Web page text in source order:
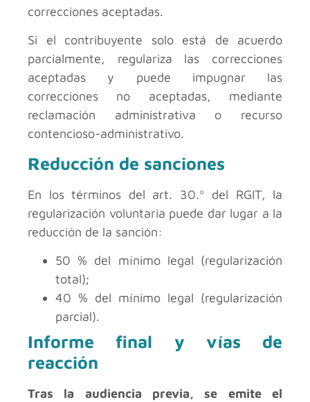
correcciones aceptadas.
Si el contribuyente solo está de acuerdo
parcialmente, regulariza las correcciones
aceptadas y puede impugnar las
correcciones no aceptadas, mediante
reclamación administrativa o recurso
contencioso-administrativo.
Reducción de sanciones
En los términos del art. 30.º del RGIT, la
regularización voluntaria puede dar lugar a la
reducción de la sanción:
50 % del mínimo legal (regularización
total);
40 % del mínimo legal (regularización
parcial).
Informe final y vías de
reacción
Tras la audiencia previa, se emite el